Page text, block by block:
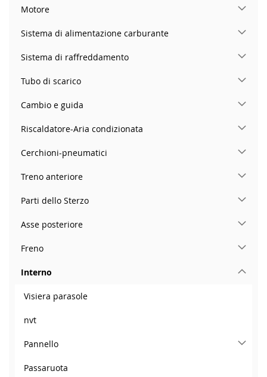
Motore
Sistema di alimentazione carburante
Sistema di raffreddamento
Tubo di scarico
Cambio e guida
Riscaldatore-Aria condizionata
Cerchioni-pneumatici
Treno anteriore
Parti dello Sterzo
Asse posteriore
Freno
Interno
Visiera parasole
nvt
Pannello
Passaruota